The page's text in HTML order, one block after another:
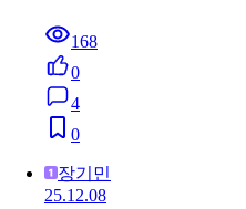
168
0
4
0
장기민
25.12.08